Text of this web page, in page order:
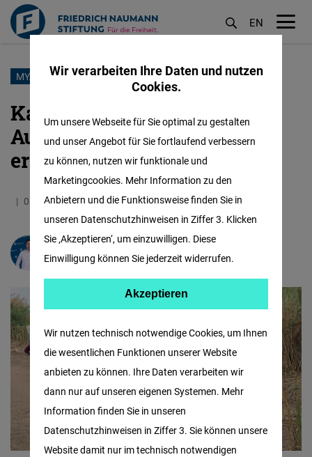
Direkt
Inhalt
EN
MYANMAR
Kann sich ein Land im
Ausnahmezustand selbst
ernähren?
01.09.2022 5.2 Minuten Thailand
Frederic Spohr
Wir verarbeiten Ihre Daten und nutzen
Cookies.
Wir nutzen technisch notwendige Cookies, um Ihnen
die wesentlichen Funktionen unserer Website
anbieten zu können. Ihre Daten verarbeiten wir
dann nur auf unseren eigenen Systemen. Mehr
Information finden Sie in unseren
Datenschutzhinweisen in Ziffer 3. Sie können unsere
Website damit nur im technisch notwendigen
Um unsere Webseite für Sie optimal zu gestalten
und unser Angebot für Sie fortlaufend verbessern
zu können, nutzen wir funktionale und
Marketingcookies. Mehr Information zu den
Anbietern und die Funktionsweise finden Sie in
unseren Datenschutzhinweisen in Ziffer 3. Klicken
Sie ‚Akzeptieren‘, um einzuwilligen. Diese
Einwilligung können Sie jederzeit widerrufen.
Facebook
Embed
Twitter
Embed
Akzeptieren Akzeptieren